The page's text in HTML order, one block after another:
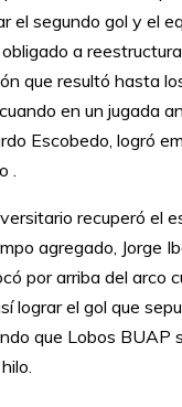
el segundo gol y el
a
que resultó hasta
en un jugada
Escobedo, logró
.
recuperó el
agregado, Jorge
por arriba del arco
lograr el gol que
que Lobos BUAP